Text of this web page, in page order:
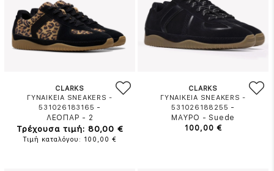
CLARKS
ΓΥΝΑΙΚΕΙΑ SNEAKERS -
531026183165 -
ΛΕΟΠΑΡ - 2
Τρέχουσα τιμή: 80,00 €
Τιμή καταλόγου: 100,00 €
CLARKS
ΓΥΝΑΙΚΕΙΑ SNEAKERS -
531026188255 -
ΜΑΥΡΟ -Suede
100,00 €